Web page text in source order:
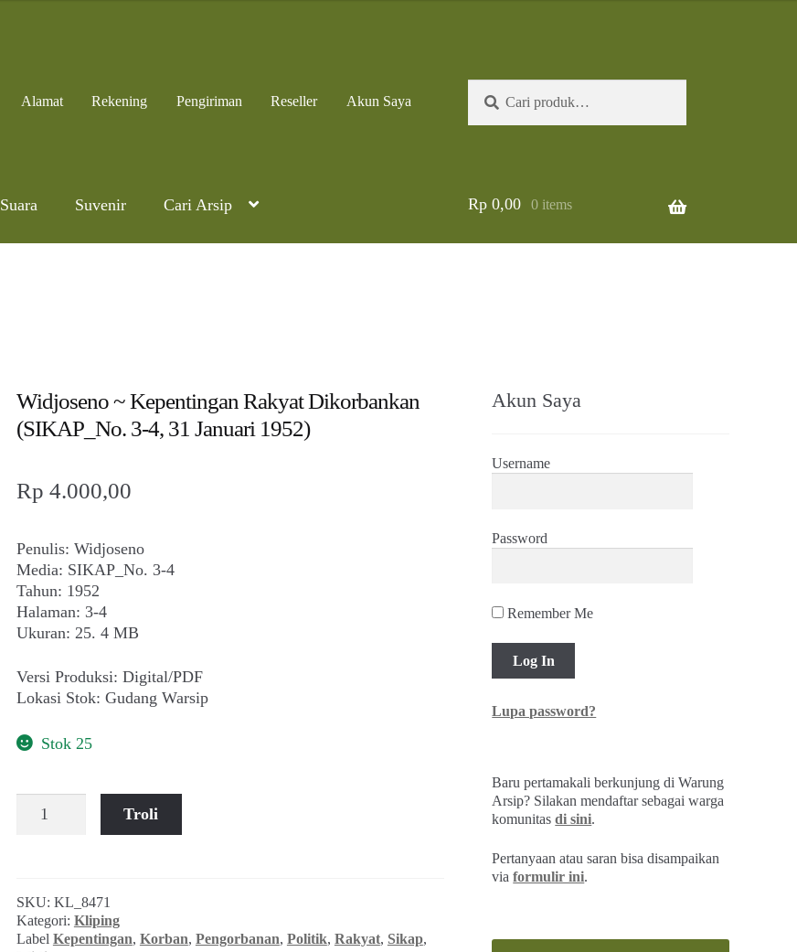
Alamat Rekening Pengiriman Reseller Akun Saya
untuk:
Suara Suvenir Cari Arsip Rp0,00 0 items
Widjoseno ~ Kepentingan Rakyat Dikorbankan
(SIKAP_No. 3-4, 31 Januari 1952)
Rp 4.000,00
Penulis: Widjoseno
Media: SIKAP_No. 3-4
Tahun: 1952
Halaman: 3-4
Ukuran: 25. 4 MB
Versi Produksi: Digital/PDF
Lokasi Stok: Gudang Warsip
Stok 25
Widjoseno
Dikorbankan
(SIKAP_No.
Troli
SKU: KL_8471
Kategori: Kliping
Label Kepentingan, Korban, Pengorbanan, Politik, Rakyat, Sikap,
Akun Saya
Username
Password
Remember Me
Lupa password?
Baru pertamakali berkunjung di Warung
Arsip? Silakan mendaftar sebagai warga
komunitasdi sini.
Pertanyaan atau saran bisa disampaikan
viaformulir ini.